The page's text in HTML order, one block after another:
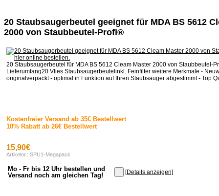
20 Staubsaugerbeutel geeignet für MDA BS 5612
2000 von Staubbeutel-Profi®
20 Staubsaugerbeutel für MDA BS 5612 Cleam Master 2000 von Staubbeutel-
Lieferumfang20 Vlies Staubsaugerbeutelinkl. Feinfilter weitere Merkmale -
originalverpackt - optimal in Funktion auf Ihren Staubsauger abgestimmt - Top
Kostenfreier Versand ab 35€ Bestellwert
10% Rabatt ab 26€ Bestellwert
15,90€
Artikelnr.: SPU1-Megapack
Mo - Fr bis 12 Uhr bestellen und
Versand noch am gleichen Tag!
[Details anzeigen]